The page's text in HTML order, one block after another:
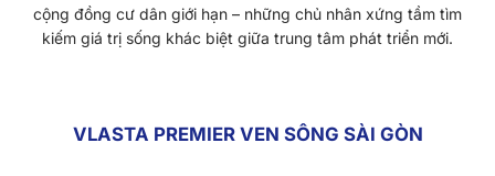
cộng đồng cư dân giới hạn – những chủ nhân xứng tầm tìm
kiếm giá trị sống khác biệt giữa trung tâm phát triển mới.
VLASTA PREMIER VEN SÔNG SÀI GÒN